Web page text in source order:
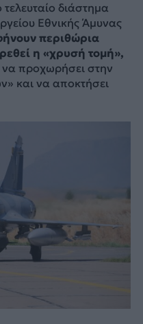
διάστημα
Εθνικής Άμυνας
περιθώρια
η «χρυσή τομή»,
προχωρήσει στην
και να αποκτήσει